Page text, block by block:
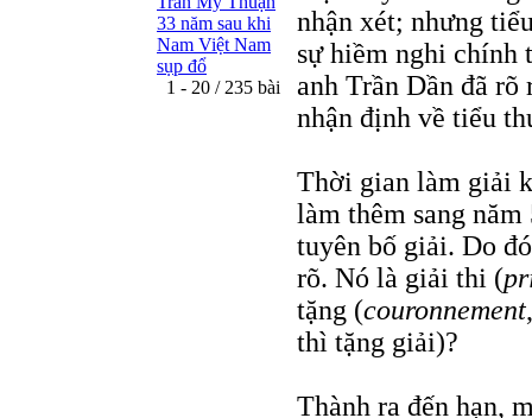
33 năm sau khi
Nam Việt Nam
sụp đổ
1 - 20 / 235 bài
nhận xét; nhưng
sự hiềm nghi chính
anh Trần Dần đã rõ
nhận định về tiểu
Thời gian làm giải
làm thêm sang
tuyên bố giải. Do
rõ. Nó là giải thi (
tặng (couronnement
thì tặng giải)?
Thành ra đến hạn,